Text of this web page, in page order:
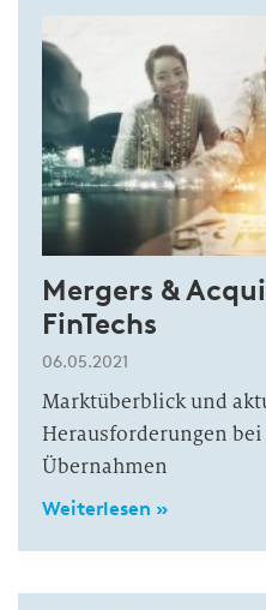
Mergers &
FinTechs
06.05.2021
Marktüberblick und
Herausforderungen
Übernahmen
Weiterlesen »